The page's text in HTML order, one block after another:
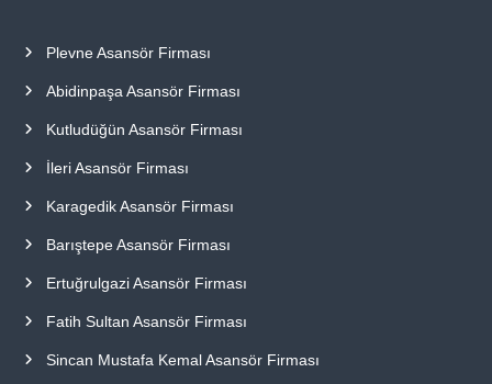
Plevne Asansör Firması
Abidinpaşa Asansör Firması
Kutludüğün Asansör Firması
İleri Asansör Firması
Karagedik Asansör Firması
Barıştepe Asansör Firması
Ertuğrulgazi Asansör Firması
Fatih Sultan Asansör Firması
Sincan Mustafa Kemal Asansör Firması